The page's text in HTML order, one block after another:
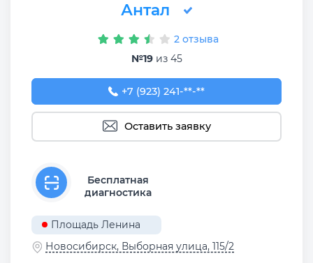
Антал
2 отзыва
№19из 45
+7 (923) 241-16-71
+7 (923) 241-**-**
Оставить заявку
Бесплатная
диагностика
Площадь Ленина
Новосибирск, Выборная улица, 115/2